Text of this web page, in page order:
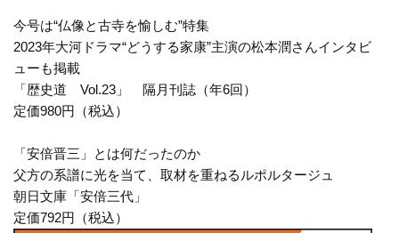
今号は“仏像と古寺を愉しむ”特集
2023年大河ドラマ“どうする家康”主演の松本潤さんインタビ
ューも掲載
「歴史道 Vol.23」 隔月刊誌（年6回）
定価980円（税込）
「安倍晋三」とは何だったのか
父方の系譜に光を当て、取材を重ねるルポルタージュ
朝日文庫「安倍三代」
定価792円（税込）